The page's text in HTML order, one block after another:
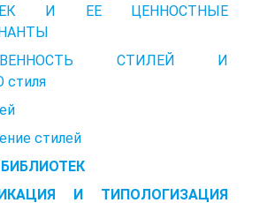
И ЕЕ ЦЕННОСТНЫЕ
СТИЛЕЙ И
стилей
И ТИПОЛОГИЗАЦИЯ